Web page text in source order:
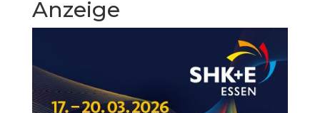
Anzeige